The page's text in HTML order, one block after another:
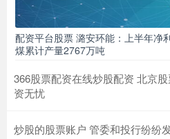
配资平台股票 潞安环能：上半年净
煤累计产量2767万吨
366股票配资在线炒股配资 北京
资无忧
炒股的股票账户 管委和投行纷纷